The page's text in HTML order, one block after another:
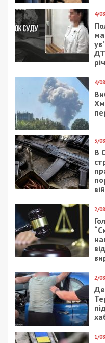
4/
4/
3/
В
2/
2/
1/